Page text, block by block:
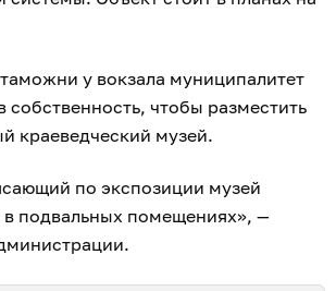
у вокзала муниципалитет
собственность, чтобы разместить
краеведческий музей.
по экспозиции музей
подвальных помещениях», —